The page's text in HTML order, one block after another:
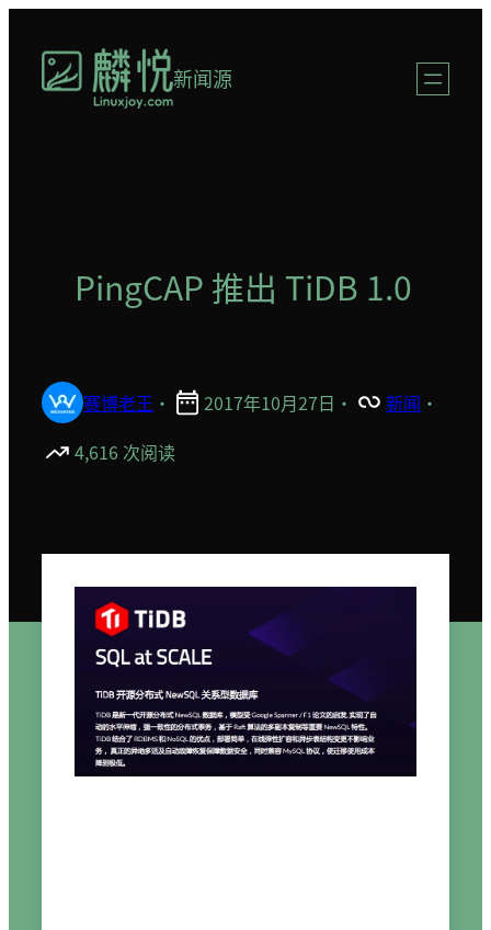
新闻源
PingCAP 推出 TiDB 1.0
赛博老王 · 2017年10月27日 · 新闻 ·
4,616 次阅读